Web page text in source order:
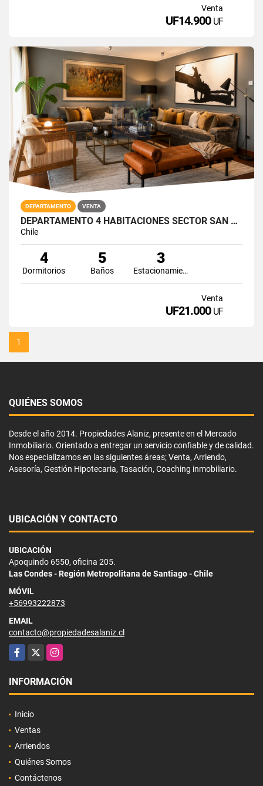
Venta
UF14.900 UF
DEPARTAMENTO VENTA
DEPARTAMENTO 4 HABITACIONES SECTOR SAN DAMIAN VITACURA
Chile
4
Dormitorios
5
Baños
3
Estacionamiento
Venta
UF21.000 UF
1
QUIÉNES SOMOS
Desde el año 2014. Propiedades Alaniz, presente en el Mercado
Inmobiliario. Orientado a entregar un servicio confiable y de calidad.
Nos especializamos en las siguientes áreas; Venta, Arriendo,
Asesoría, Gestión Hipotecaria, Tasación, Coaching inmobiliario.
UBICACIÓN Y CONTACTO
UBICACIÓN
Apoquindo 6550, oficina 205.
Las Condes - Región Metropolitana de Santiago - Chile
MÓVIL
+56993222873
EMAIL
contacto@propiedadesalaniz.cl
Facebook
X Instagram
INFORMACIÓN
Inicio
Ventas
Arriendos
Quiénes Somos
Contáctenos